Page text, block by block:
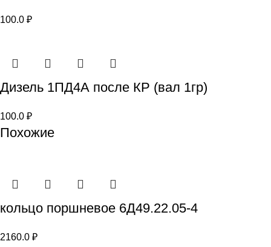
100.0 ₽
Дизель 1ПД4А после КР (вал 1гр)
100.0 ₽
Похожие
кольцо поршневое 6Д49.22.05-4
2160.0 ₽